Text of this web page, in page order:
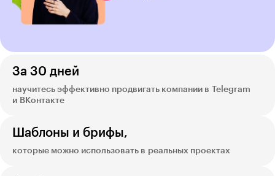
За 30 дней
научитесь эффективно продвигать компании в Telegram
и ВКонтакте
Шаблоны и брифы,
которые можно использовать в реальных проектах